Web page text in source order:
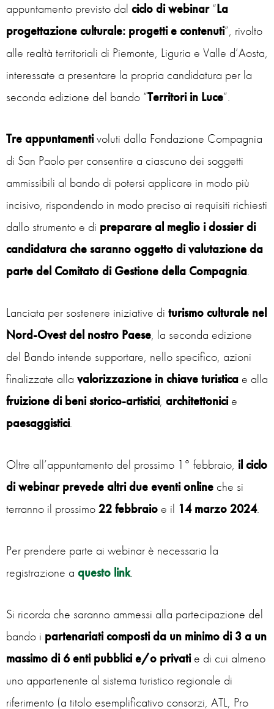
appuntamento previsto dal ciclo di webinar“La
progettazione culturale: progetti e contenuti”, rivolto
alle realtà territoriali di Piemonte, Liguria e Valle d’Aosta,
interessate a presentare la propria candidatura per la
seconda edizione del bando “Territori in Luce”.
Tre appuntamentivoluti dalla Fondazione Compagnia
di San Paolo per consentire a ciascuno dei soggetti
ammissibili al bando di potersi applicare in modo più
incisivo, rispondendo in modo preciso ai requisiti richiesti
dallo strumento e di preparare al meglio i dossier di
candidatura che saranno oggetto di valutazione da
parte del Comitato di Gestione della Compagnia.
Lanciata per sostenere iniziative di turismo culturale nel
Nord-Ovest del nostro Paese, la seconda edizione
del Bando intende supportare, nello specifico, azioni
finalizzate alla valorizzazione in chiave turistica e alla
fruizione di beni storico-artistici, architettonicie
paesaggistici.
Oltre all’appuntamento del prossimo 1° febbraio, il ciclo
di webinar prevede altri due eventi online che si
terranno il prossimo22 febbraio e il 14 marzo 2024.
Per prendere parte ai webinar è necessaria la
registrazione a questo link.
Si ricorda che saranno ammessi alla partecipazione del
bando i partenariati composti da un minimo di 3 a un
massimo di 6 enti pubblici e/o privatie di cui almeno
uno appartenente al sistema turistico regionale di
riferimento (a titolo esemplificativo consorzi, ATL, Pro